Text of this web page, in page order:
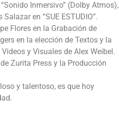
Inmersivo” (Dolby Atmos),
en “SUE ESTUDIO”.
Flores en la Grabación de
en la elección de Textos y la
y Visuales de Alex Weibel.
Zurita Press y la Producción
y talentoso, es que hoy